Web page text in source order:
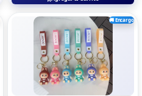
🚚 Encargo